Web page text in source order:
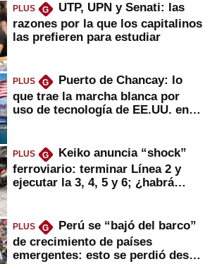
PLUS G
UTP, UPN y Senati: las
razones por la que los capitalinos
las prefieren para estudiar
PLUS G
Puerto de Chancay: lo
que trae la marcha blanca por
uso de tecnología de EE.UU. en
PLUS G
Keiko anuncia “shock”
ferroviario: terminar Línea 2 y
ejecutar la 3, 4, 5 y 6; ¿habrá
PLUS G
Perú se “bajó del barco”
de crecimiento de países
emergentes: esto se perdió desde